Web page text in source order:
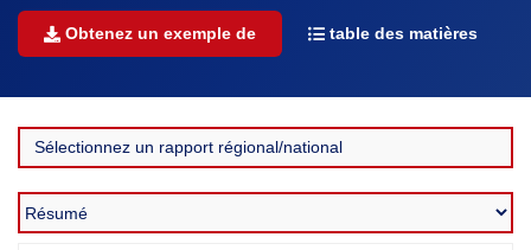
Obtenez un exemple de table des matières